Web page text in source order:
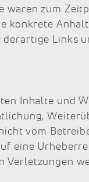
waren zum
konkrete
Links
Inhalte und
vom
eine
Verletzungen